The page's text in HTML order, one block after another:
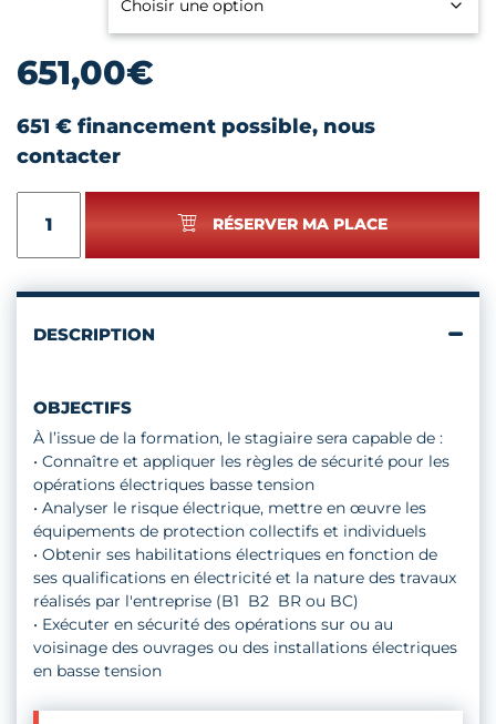
651,00€
651 € financement possible, nous
contacter
RÉSERVER MA PLACE
DESCRIPTION
OBJECTIFS
À l’issue de la formation, le stagiaire sera capable de :
• Connaître et appliquer les règles de sécurité pour les
opérations électriques basse tension
• Analyser le risque électrique, mettre en œuvre les
équipements de protection collectifs et individuels
• Obtenir ses habilitations électriques en fonction de
ses qualifications en électricité et la nature des travaux
réalisés par l'entreprise (B1  B2  BR ou BC)
• Exécuter en sécurité des opérations sur ou au
voisinage des ouvrages ou des installations électriques
en basse tension